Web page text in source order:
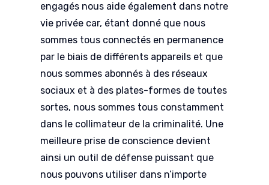
engagés nous aide également dans notre
vie privée car, étant donné que nous
sommes tous connectés en permanence
par le biais de différents appareils et que
nous sommes abonnés à des réseaux
sociaux et à des plates-formes de toutes
sortes, nous sommes tous constamment
dans le collimateur de la criminalité. Une
meilleure prise de conscience devient
ainsi un outil de défense puissant que
nous pouvons utiliser dans n’importe